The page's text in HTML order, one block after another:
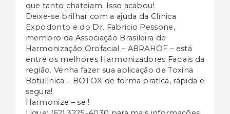
que tanto chateiam. Isso acabou!
Deixe-se brilhar com a ajuda da Clínica
Expodonto e do Dr. Fabricio Pessone,
membro da Associação Brasileira de
Harmonização Orofacial – ABRAHOF – está
entre os melhores Harmonizadores Faciais da
região. Venha fazer sua aplicação de Toxina
Botulínica – BOTOX de forma pratica, rápida e
segura!
Harmonize – se !